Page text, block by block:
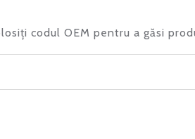
codul OEM pentru a găsi